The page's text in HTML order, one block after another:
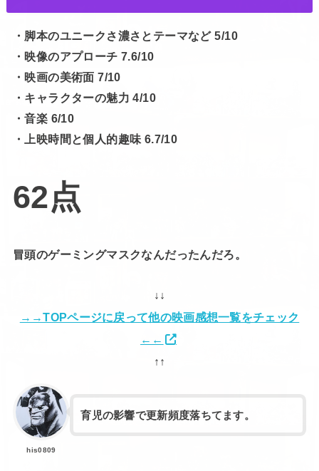
・脚本のユニークさ濃さとテーマなど 5/10
・映像のアプローチ 7.6/10
・映画の美術面 7/10
・キャラクターの魅力 4/10
・音楽 6/10
・上映時間と個人的趣味 6.7/10
62点
冒頭のゲーミングマスクなんだったんだろ。
↓↓
→→TOPページに戻って他の映画感想一覧をチェック
←←
↑↑
his0809
育児の影響で更新頻度落ちてます。